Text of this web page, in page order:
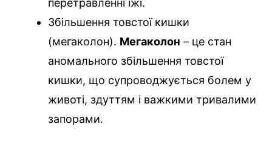
перетравленні їжі.
Збільшення товстої кишки
(мегаколон). Мегаколон – це стан
аномального збільшення товстої
кишки, що супроводжується болем у
животі, здуттям і важкими тривалими
запорами.